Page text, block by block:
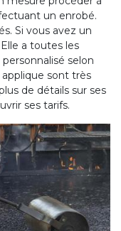
un enrobé.
Si vous avez un
a toutes les
selon
applique sont très
de détails sur ses
ses tarifs.